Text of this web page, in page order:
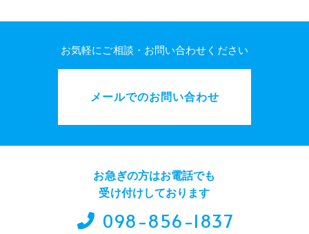
お気軽にご相談・お問い合わせください
メールでのお問い合わせ
お急ぎの方はお電話でも
受け付けしております
098-856-1837